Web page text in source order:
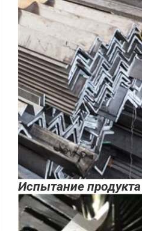
Испытание продукта